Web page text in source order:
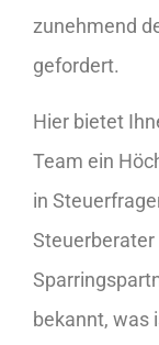
zunehmend
gefordert.
Hier bietet
Team ein
in
bekannt, was